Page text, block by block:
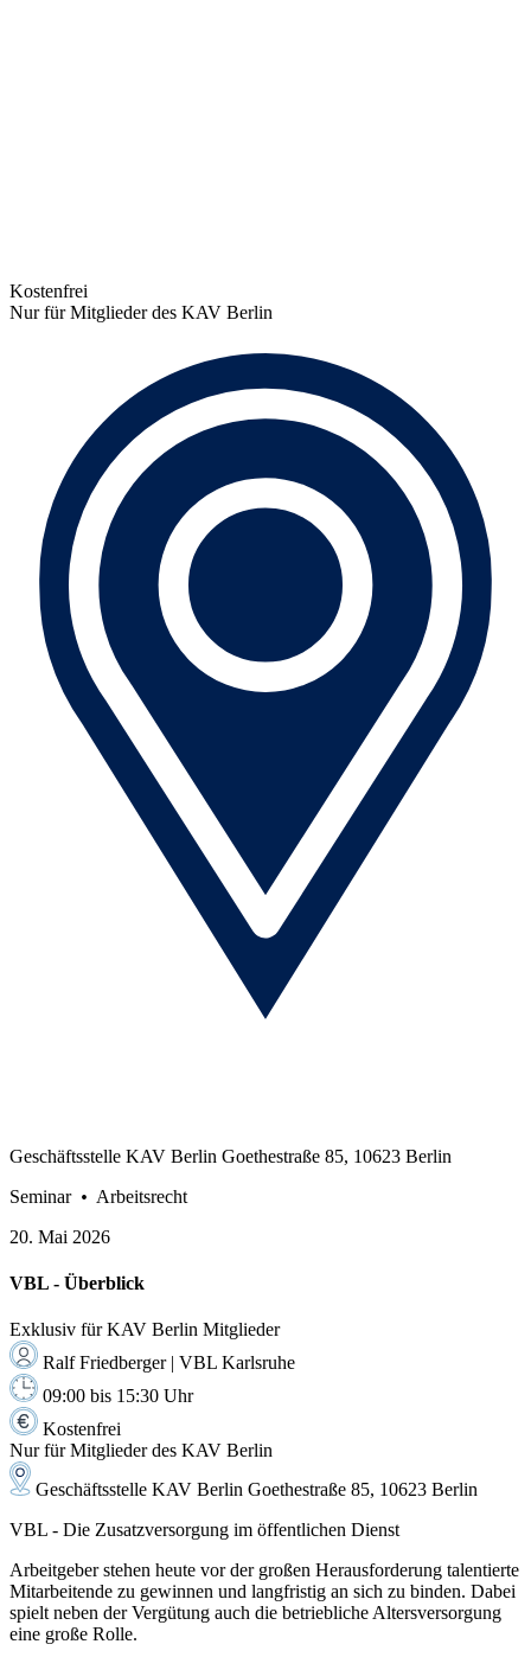
Kostenfrei
Nur für Mitglieder des KAV Berlin
Geschäftsstelle KAV Berlin Goethestraße 85, 10623 Berlin
Seminar • Arbeitsrecht
20. Mai 2026
VBL - Überblick
Exklusiv für KAV Berlin Mitglieder
Ralf Friedberger | VBL Karlsruhe
09:00 bis 15:30 Uhr
Kostenfrei
Nur für Mitglieder des KAV Berlin
Geschäftsstelle KAV Berlin Goethestraße 85, 10623 Berlin
VBL - Die Zusatzversorgung im öffentlichen Dienst
Arbeitgeber stehen heute vor der großen Herausforderung talentierte
Mitarbeitende zu gewinnen und langfristig an sich zu binden. Dabei
spielt neben der Vergütung auch die betriebliche Altersversorgung
eine große Rolle.